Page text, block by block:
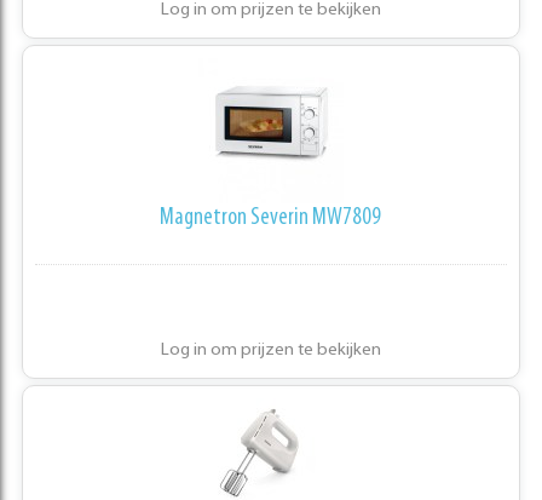
Log in om prijzen te bekijken
Magnetron Severin MW7809
Log in om prijzen te bekijken